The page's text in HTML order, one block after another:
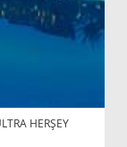
HERŞEY